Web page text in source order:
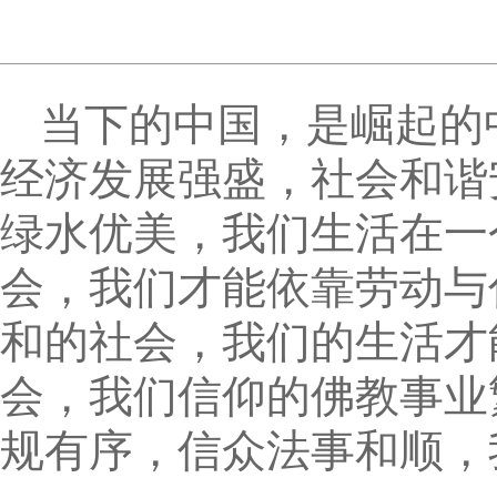
当下的中国，是崛起
经济发展强盛，社会和
绿水优美，我们生活在
会，我们才能依靠劳动
和的社会，我们的生活
会，我们信仰的佛教事
规有序，信众法事和顺